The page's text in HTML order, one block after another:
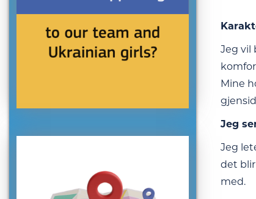
Jeg vil
Mine
Jeg
Jeg
det
med.